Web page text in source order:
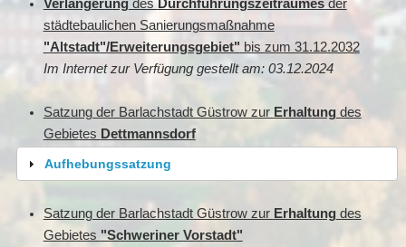
Verlängerungdes Durchführungszeitraumesder
städtebaulichen Sanierungsmaßnahme
"Altstadt"/Erweiterungsgebiet" bis zum 31.12.2032
Im Internet zur Verfügung gestellt am: 03.12.2024
Satzung der Barlachstadt Güstrow zur Erhaltungdes
Gebietes Dettmannsdorf
Aufhebungssatzung
Satzung der Barlachstadt Güstrow zur Erhaltungdes
Gebietes "Schweriner Vorstadt"